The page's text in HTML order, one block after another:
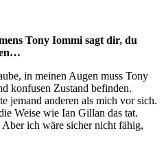
Tony Iommi sagt dir, du
in meinen Augen muss Tony
konfusen Zustand befinden.
jemand anderen als mich vor sich.
Weise wie Ian Gillan das tat.
ich wäre sicher nicht fähig,